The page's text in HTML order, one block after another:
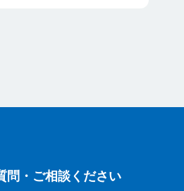
問・ご相談ください
問・ご相談ください